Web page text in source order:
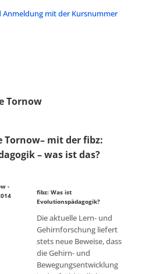
mit der Kursnummer
Tornow
Tornow– mit der fibz:
– was ist das?
fibz: Was ist
Evolutionspädagogik?
Die aktuelle Lern- und
Gehirnforschung liefert
stets neue Beweise, dass
die Gehirn- und
Bewegungsentwicklung